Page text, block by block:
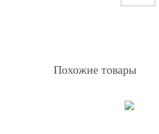
Похожие товары